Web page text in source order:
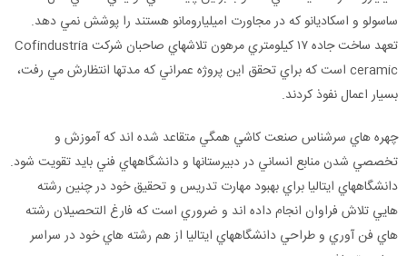
ساسولو و اسکاديانو که در مجاورت اميليارومانو هستند را پوشش نمي دهد.
تعهد ساخت جاده ۱۷ کيلومتري مرهون تلاشهاي صاحبان شرکت Cofindustria
ceramic است که براي تحقق اين پروژه عمراني که مدتها انتظارش مي رفت،
بسيار اعمال نفوذ کردند.
چهره هاي سرشناس صنعت کاشي همگي متقاعد شده اند که آموزش و
تخصصي شدن منابع انساني در دبيرستانها و دانشگاههاي فني بايد تقويت شود.
دانشگاههاي ايتاليا براي بهبود مهارت تدريس و تحقيق خود در چنين رشته
هايي تلاش فراوان انجام داده اند و ضروري است که فارغ التحصيلان رشته
هاي فن آوري و طراحي دانشگاههاي ايتاليا از هم رشته هاي خود در سراسر